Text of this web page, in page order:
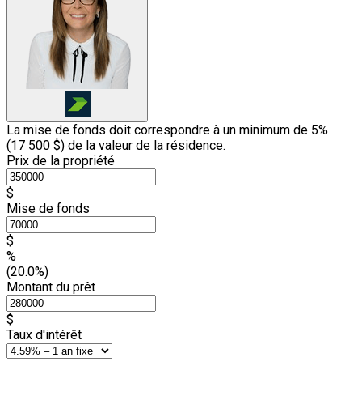
La mise de fonds doit correspondre à un minimum de 5%
(17 500 $) de la valeur de la résidence.
Prix de la propriété
$
Mise de fonds
$
%
(20.0%)
Montant du prêt
$
Taux d'intérêt